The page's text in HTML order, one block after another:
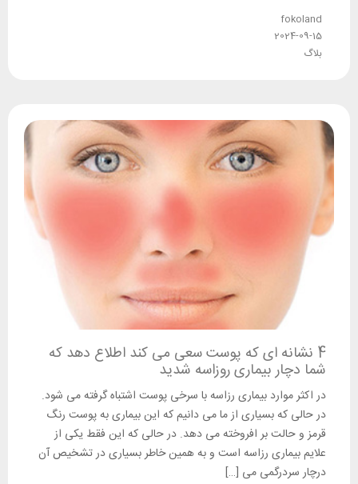
fokoland
2024-09-15
بلاگ
4 نشانه ای که پوست سعی می کند اطلاع دهد که
شما دچار بیماری روزاسه شدید
در اکثر موارد بیماری رزاسه با سرخی پوست اشتباه گرفته می شود.
در حالی که بسیاری از ما می دانیم که این بیماری به پوست رنگ
قرمز و حالت بر افروخته می دهد. در حالی که این فقط یکی از
علایم بیماری رزاسه است و به همین خاطر بسیاری در تشخیص آن
درچار سردرگمی می […]